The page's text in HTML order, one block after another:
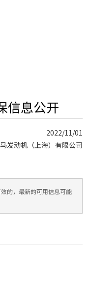
信息公开
2022/11/01
发动机（上海）有限公司
的，最新的可用信息可能